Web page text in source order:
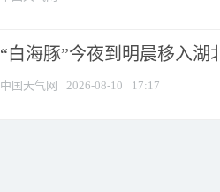
“白海豚”今夜到明晨移入湖
中国天气网 2026-08-10 17:17